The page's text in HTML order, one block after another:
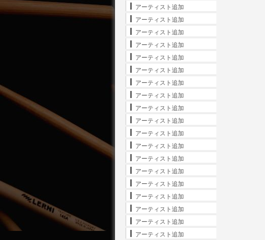
アーティスト追加
アーティスト追加
アーティスト追加
アーティスト追加
アーティスト追加
アーティスト追加
アーティスト追加
アーティスト追加
アーティスト追加
アーティスト追加
アーティスト追加
アーティスト追加
アーティスト追加
アーティスト追加
アーティスト追加
アーティスト追加
アーティスト追加
アーティスト追加
アーティスト追加